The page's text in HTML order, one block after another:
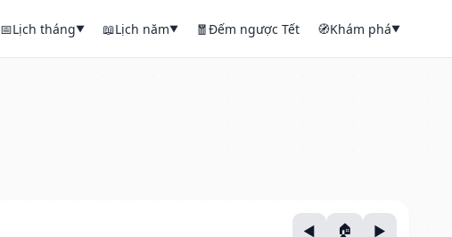
📅Lịch tháng▼ 📖Lịch năm▼ 🧧Đếm ngược Tết 🧭Khám phá▼